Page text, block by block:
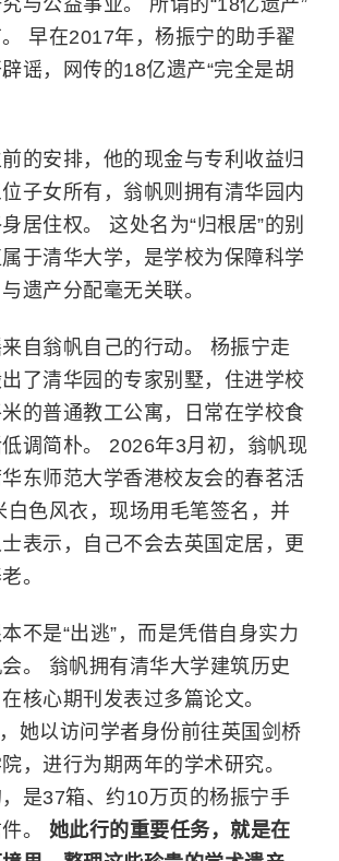
与公益事业。 所谓的“18亿遗产”
早在2017年，杨振宁的助手翟
谣，网传的18亿遗产“完全是胡
的安排，他的现金与专利收益归
子女所有，翁帆则拥有清华园内
居住权。 这处名为“归根居”的别
于清华大学，是学校为保障科学
遗产分配毫无关联。
自翁帆自己的行动。 杨振宁走
了清华园的专家别墅，住进学校
的普通教工公寓，日常在学校食
调简朴。 2026年3月初，翁帆现
东师范大学香港校友会的春茗活
白色风衣，现场用毛笔签名，并
表示，自己不会去英国定居，更
。
不是“出逃”，而是凭借自身实力
。 翁帆拥有清华大学建筑历史
核心期刊发表过多篇论文。
她以访问学者身份前往英国剑桥
，进行为期两年的学术研究。
是37箱、约10万页的杨振宁手
。 她此行的重要任务，就是在